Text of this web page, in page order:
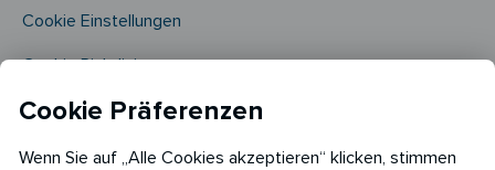
Cookie Einstellungen
Cookie Richtlinie​
Cookie Präferenzen
Wenn Sie auf „Alle Cookies akzeptieren“ klicken, stimmen